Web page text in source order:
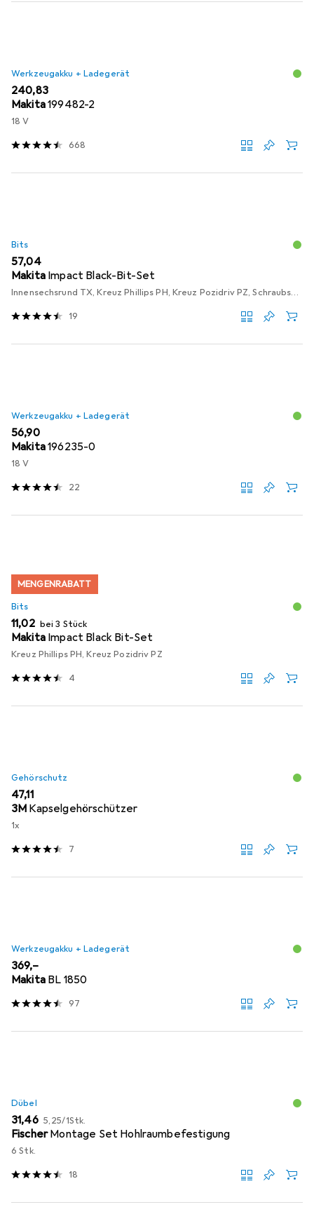
Werkzeugakku + Ladegerät
EUR
240,83
Makita199482-2
18 V
668
Bits
EUR
57,04
Makita Impact Black-Bit-Set
Innensechsrund TX, Kreuz Phillips PH, Kreuz Pozidriv PZ, Schraubschlitz
19
Werkzeugakku + Ladegerät
EUR
56,90
Makita196235-0
18 V
22
MENGENRABATT
Bits
EUR
11,02 bei 3 Stück
Makita Impact Black Bit-Set
Kreuz Phillips PH, Kreuz Pozidriv PZ
4
Gehörschutz
EUR
47,11
3M Kapselgehörschützer
1x
7
Werkzeugakku + Ladegerät
EUR
369,–
Makita BL 1850
97
Dübel
EUR
31,46 EUR
5,25/1Stk.
FischerMontage Set Hohlraumbefestigung
6 Stk.
18